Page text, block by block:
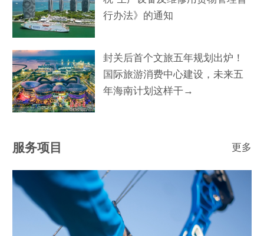
行办法》的通知
封关后首个文旅五年规划出炉！
国际旅游消费中心建设，未来五
年海南计划这样干→
服务项目 更多